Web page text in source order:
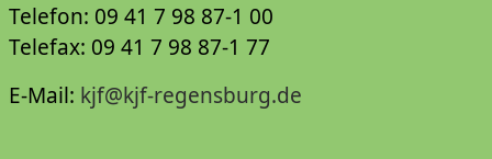
Telefon: 09 41 7 98 87-1 00
Telefax: 09 41 7 98 87-1 77
E-Mail: kjf@kjf-regensburg.de